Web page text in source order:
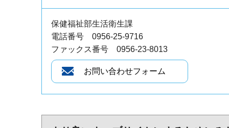
保健福祉部生活衛生課
電話番号 0956-25-9716
ファックス番号 0956‐23‐8013